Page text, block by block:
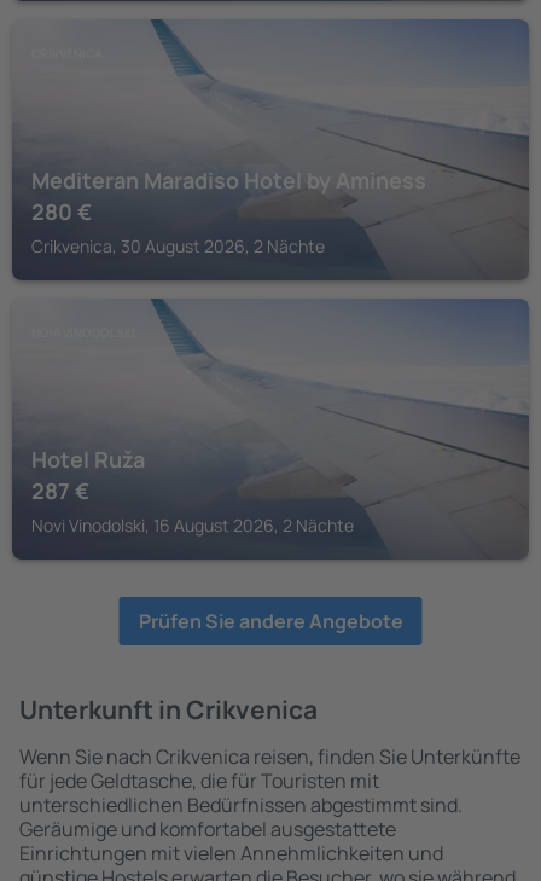
Mediteran Maradiso Hotel by Aminess
280 €
Crikvenica, 30 August 2026, 2 Nächte
Hotel Ruža
287 €
Novi Vinodolski, 16 August 2026, 2 Nächte
Prüfen Sie andere Angebote
Unterkunft in Crikvenica
Wenn Sie nach Crikvenica reisen, finden Sie Unterkünfte
für jede Geldtasche, die für Touristen mit
unterschiedlichen Bedürfnissen abgestimmt sind.
Geräumige und komfortabel ausgestattete
Einrichtungen mit vielen Annehmlichkeiten und